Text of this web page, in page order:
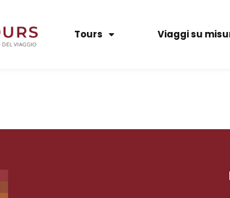
Tours Viaggi su